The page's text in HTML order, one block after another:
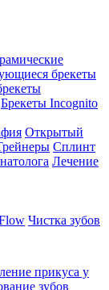
брекеты
Брекеты Incognito
Открытый
Сплинт
Лечение
Чистка зубов
прикуса у
зубов